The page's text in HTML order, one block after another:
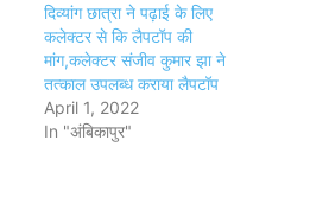
दिव्यांग छात्रा ने पढ़ाई के लिए
कलेक्टर से कि लैपटॉप की
मांग,कलेक्टर संजीव कुमार झा ने
तत्काल उपलब्ध कराया लैपटॉप
April 1, 2022
In "अंबिकापुर"